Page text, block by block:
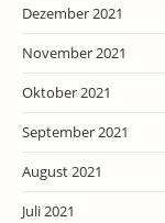
Dezember 2021
November 2021
Oktober 2021
September 2021
August 2021
Juli 2021